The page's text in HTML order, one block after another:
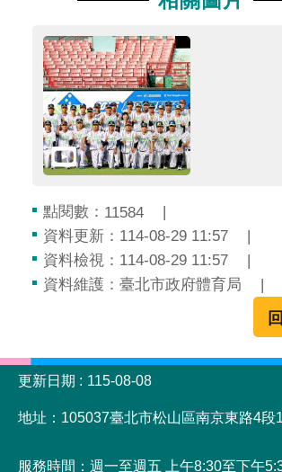
點閱數： 11584
資料更新： 114-08-29 11:57
資料檢視： 114-08-29 11:57
資料維護： 臺北市政府體育局
:::
更新日期
115-08-08
地址：105037臺北市松山區南京
服務時間：週一至週五 上午8:30至下午